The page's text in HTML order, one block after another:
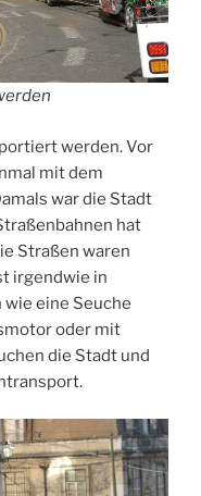
werden. Vor
mit dem
war die Stadt
hat
Straßen waren
irgendwie in
eine Seuche
oder mit
die Stadt und